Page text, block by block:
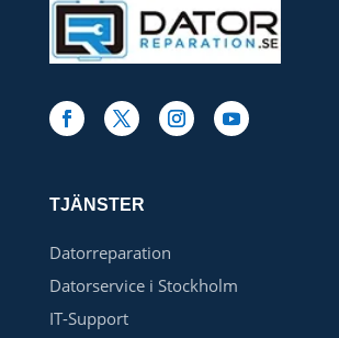
TJÄNSTER
Datorreparation
Datorservice i Stockholm
IT-Support